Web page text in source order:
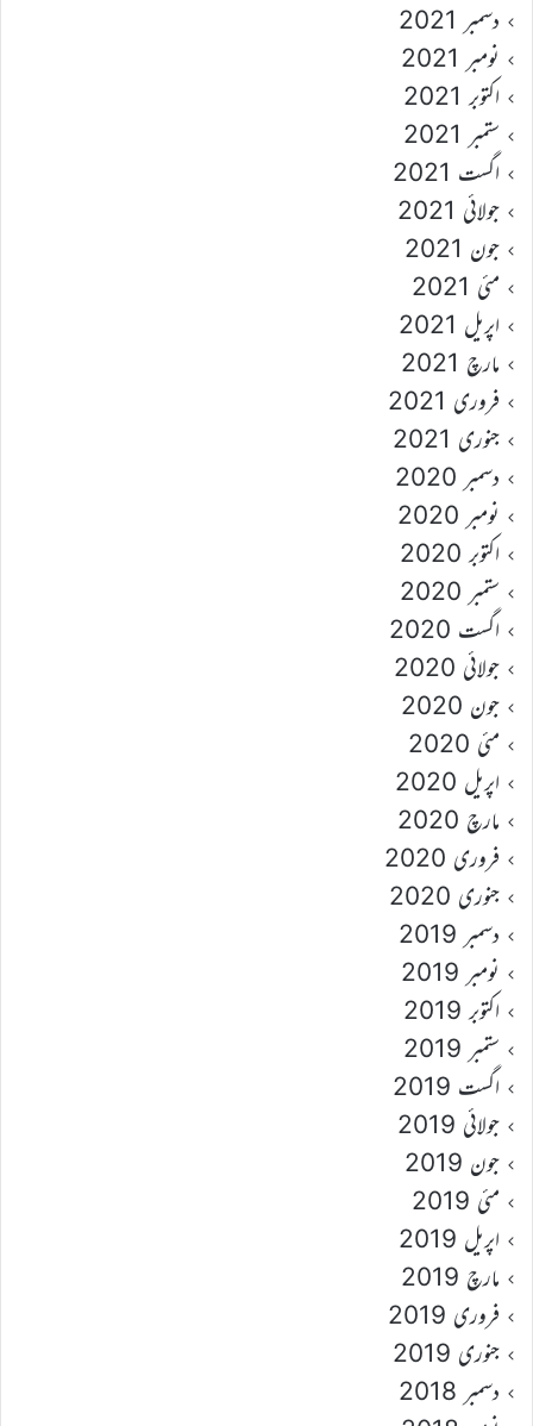
دسمبر 2021
نومبر 2021
اکتوبر 2021
ستمبر 2021
اگست 2021
جولائی 2021
جون 2021
مئی 2021
اپریل 2021
مارچ 2021
فروری 2021
جنوری 2021
دسمبر 2020
نومبر 2020
اکتوبر 2020
ستمبر 2020
اگست 2020
جولائی 2020
جون 2020
مئی 2020
اپریل 2020
مارچ 2020
فروری 2020
جنوری 2020
دسمبر 2019
نومبر 2019
اکتوبر 2019
ستمبر 2019
اگست 2019
جولائی 2019
جون 2019
مئی 2019
اپریل 2019
مارچ 2019
فروری 2019
جنوری 2019
دسمبر 2018